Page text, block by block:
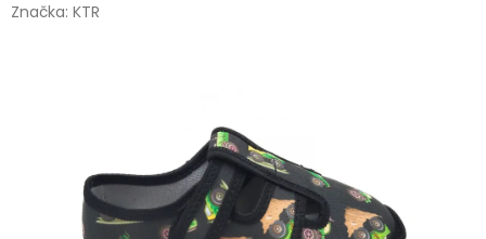
Značka: KTR